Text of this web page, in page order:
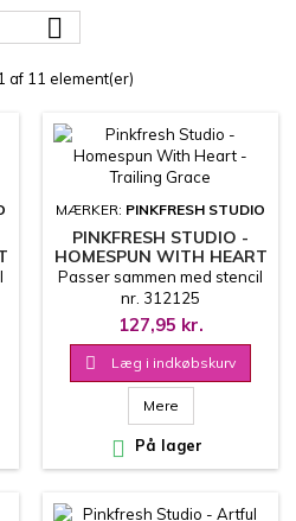

af 11 element(er)
MÆRKER: PINKFRESH STUDIO
PINKFRESH STUDIO -
HOMESPUN WITH HEART
- TRAILING GRACE
Passer sammen med stencil
nr. 312125
127,95 kr.
 Læg i indkøbskurv
Mere
 På lager